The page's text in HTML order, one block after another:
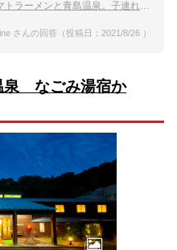
ンと青島温泉。子連れでおすすめ宿を知りたいです
さんの回答（投稿日：2021/8/26 ）
なごみ湯宿か